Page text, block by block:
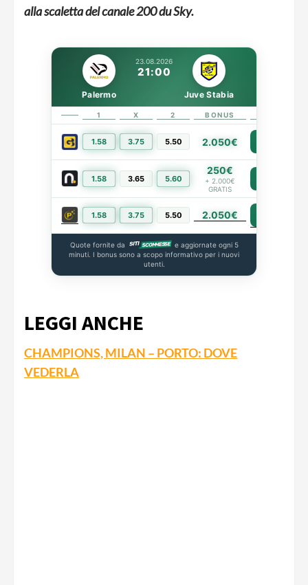
alla scaletta del canale 200 du Sky.
23.08.2026
21:00
Palermo Juve Stabia
1 X 2 BONUS
1.58 3.75 5.50 2.050€
1.58 3.65 5.60
250€
+ 2.000€
GRATIS
1.58 3.75 5.50 2.050€
Quote fornite da
e aggiornate ogni 5
minuti. I bonus sono a scopo informativo per i nuovi
utenti.
LEGGI ANCHE
CHAMPIONS, MILAN – PORTO: DOVE
VEDERLA